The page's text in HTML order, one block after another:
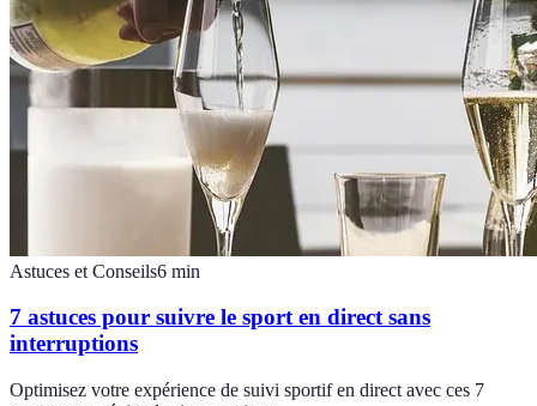
Astuces et Conseils6 min
7 astuces pour suivre le sport en direct sans
interruptions
Optimisez votre expérience de suivi sportif en direct avec ces 7